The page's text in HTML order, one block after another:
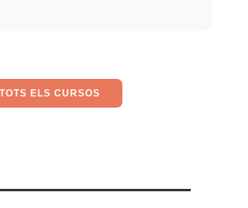
ELS CURSOS